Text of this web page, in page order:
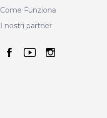
Come Funziona
I nostri partner
seguici su
seguici su
seguici